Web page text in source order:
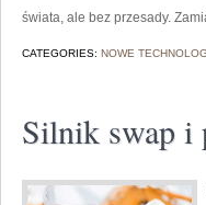
świata, ale bez przesady.
CATEGORIES: NOWE
Silnik swap i